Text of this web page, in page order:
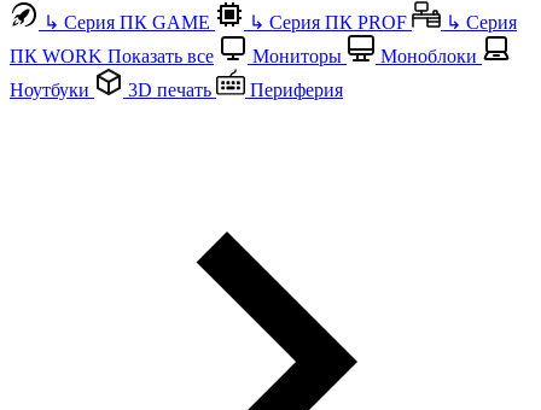
↳ Серия ПК GAME ↳ Серия ПК PROF ↳ Серия
ПК WORK Показать все Мониторы
Моноблоки
Ноутбуки
3D печать Периферия